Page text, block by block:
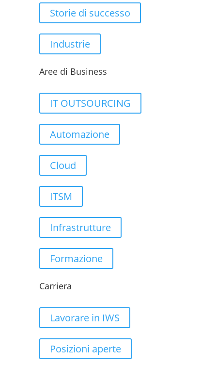
Storie di successo
Industrie
Aree di Business
IT OUTSOURCING
Automazione
Cloud
ITSM
Infrastrutture
Formazione
Carriera
Lavorare in IWS
Posizioni aperte